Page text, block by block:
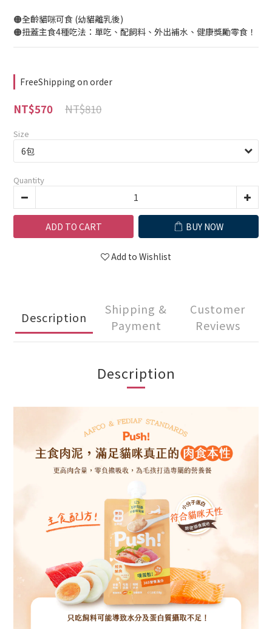
🟠全齡貓咪可食 (幼貓離乳後)
🟠扭蓋主食4種吃法：單吃、配飼料、外出補水、健康獎勵零食！
FreeShipping on order
NT$810
NT$570
Size
Quantity
ADD TO CART BUY NOW
Add to Wishlist
Description
Shipping &
Payment
Customer
Reviews
Description